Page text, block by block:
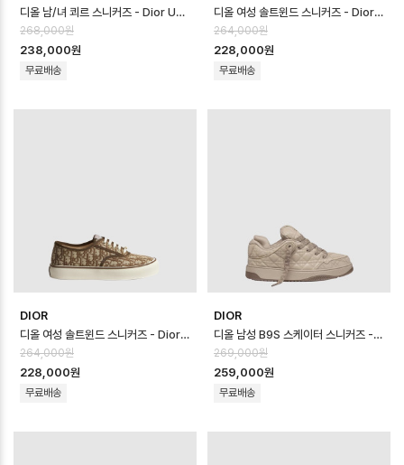
디올 남/녀 쾨르 스니커즈 - Dior Unisex Coeur Sneaker - dis14…
268,000원
238,000원
무료배송
디올 여성 솔트윈드 스니커즈 - Dior Womens Saltwind Sneakers - …
264,000원
228,000원
무료배송
DIOR
디올 여성 솔트윈드 스니커즈 - Dior Womens Saltwind Sneakers - …
264,000원
228,000원
무료배송
DIOR
디올 남성 B9S 스케이터 스니커즈 - Dior Mens B9S Skater Sneaker…
269,000원
259,000원
무료배송